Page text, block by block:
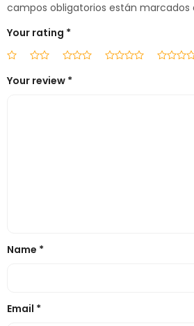
campos obligatorios están marcados
Your rating *
Your review *
Name *
Email *